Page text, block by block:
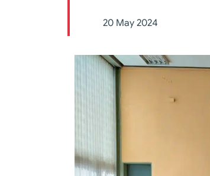
20 May 2024